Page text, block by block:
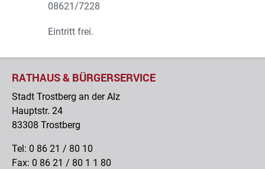
08621/7228
Eintritt frei.
RATHAUS & BÜRGERSERVICE
Stadt Trostberg an der Alz
Hauptstr. 24
83308 Trostberg
Tel: 0 86 21 / 80 10
Fax: 0 86 21 / 80 1 1 80